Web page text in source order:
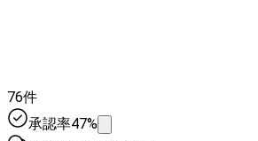
76件
承認率47%